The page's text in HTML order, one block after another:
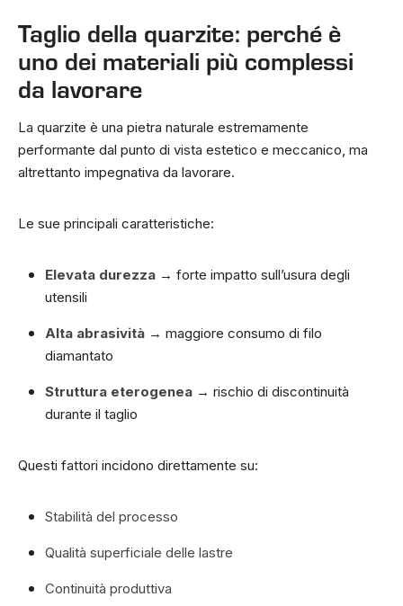
Taglio della quarzite: perché è
uno dei materiali più complessi
da lavorare
La quarzite è una pietra naturale estremamente
performante dal punto di vista estetico e meccanico, ma
altrettanto impegnativa da lavorare.
Le sue principali caratteristiche:
Elevata durezza → forte impatto sull’usura degli
utensili
Alta abrasività → maggiore consumo di filo
diamantato
Struttura eterogenea → rischio di discontinuità
durante il taglio
Questi fattori incidono direttamente su:
Stabilità del processo
Qualità superficiale delle lastre
Continuità produttiva